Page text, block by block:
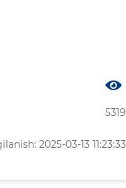
5319
2025-03-13 11:23:33